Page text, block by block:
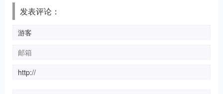
发表评论：